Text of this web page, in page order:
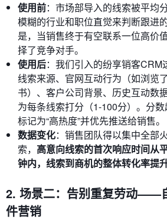
使用前：市场部导入的线索被平均
模糊的行业和职位直觉来判断跟进
是，当销售终于有空联系一位高价
择了竞争对手。
使用后：我们引入的纷享销客
线索来源、官网互动行为（如浏览
书）、客户公司背景、历史互动数
为每条线索打分（1-100分）。分
标记为“高热度”并优先推送给销售。
数据变化：销售团队得以集中全部
索， 高意向线索的首次响应时间从
钟内，线索到商机的整体转化率提
2. 场景二：告别重复劳动——
件营销